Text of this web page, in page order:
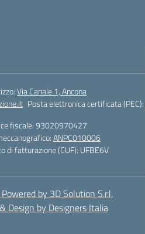
Via Canale 1, Ancona
Posta elettronica certificata (PEC):
fiscale: 93020970427
ANPC010006
di fatturazione (CUF): UFBE6V
by 3D Solution S.r.l.
Design by Designers Italia